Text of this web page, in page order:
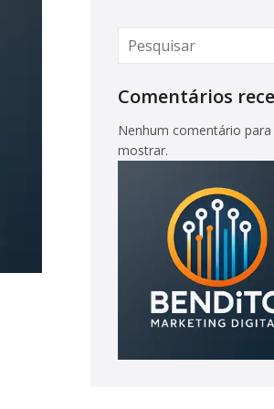
Comentários
Nenhum comentário para
mostrar.